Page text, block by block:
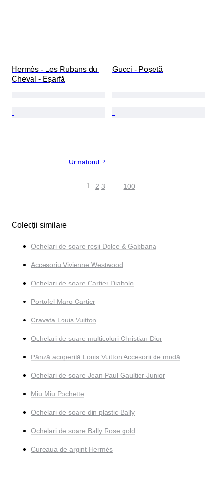
Hermès - Les Rubans du
Cheval - Eșarfă
Gucci - Poșetă
Următorul
1 2 3 … 100
Colecții similare
Ochelari de soare roșii Dolce & Gabbana
Accesoriu Vivienne Westwood
Ochelari de soare Cartier Diabolo
Portofel Maro Cartier
Cravata Louis Vuitton
Ochelari de soare multicolori Christian Dior
Pânză acoperită Louis Vuitton Accesorii de modă
Ochelari de soare Jean Paul Gaultier Junior
Miu Miu Pochette
Ochelari de soare din plastic Bally
Ochelari de soare Bally Rose gold
Cureaua de argint Hermès